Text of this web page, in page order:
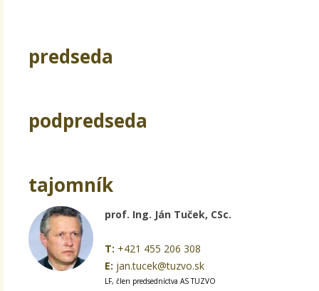
predseda
podpredseda
tajomník
prof. Ing. Ján Tuček, CSc.
T: +421 455 206 308
E: jan.tucek@tuzvo.sk
LF, člen predsedníctva AS TUZVO